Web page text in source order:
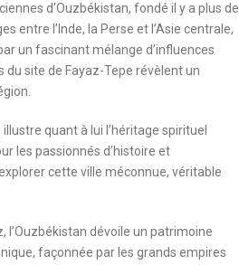
d’Ouzbékistan, fondé il y a plus de
entre l’Inde, la Perse et l’Asie centrale,
un fascinant mélange d’influences
site de Fayaz-Tepe révèlent un
quant à lui l’héritage spirituel
les passionnés d’histoire et
cette ville méconnue, véritable
l’Ouzbékistan dévoile un patrimoine
façonnée par les grands empires